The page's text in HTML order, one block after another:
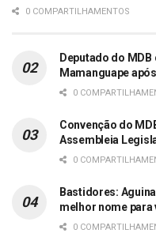
0 COMPARTILHAMENTOS
Deputado do
Mamanguape
0
Convenção do
Assembleia
0
Bastidores:
melhor nome para
0